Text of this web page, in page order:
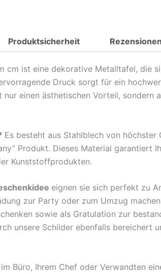
Produktsicherheit
ist eine dekorative Metalltafel, die
Druck sorgt für ein
einen ästhetischen Vorteil,
Es besteht aus Stahlblech von
Produkt. Dieses Material garantiert
Kunststoffprodukten.
eignen sie sich perfekt zu
zur Party oder zum Umzug
sowie als Gratulation zur
unsere Schilder ebenfalls bereichert
Büro, Ihrem Chef oder Verwandten